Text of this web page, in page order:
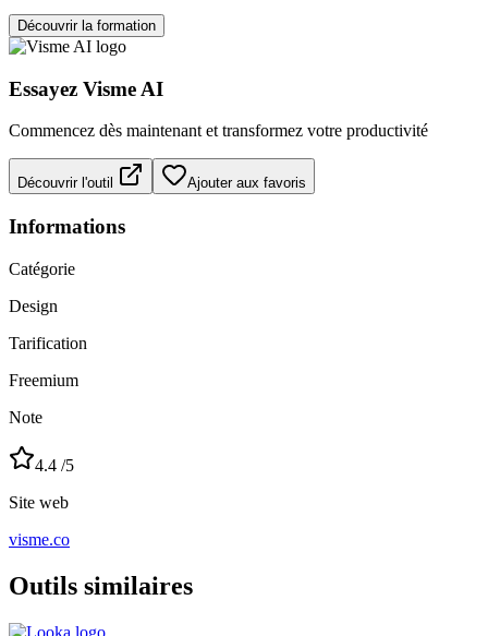
Découvrir la formation
Essayez Visme AI
Commencez dès maintenant et transformez votre productivité
Découvrir l'outil Ajouter aux favoris
Informations
Catégorie
Design
Tarification
Freemium
Note
4.4 /5
Site web
visme.co
Outils similaires